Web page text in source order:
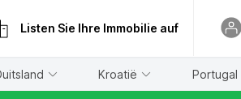
Listen Sie Ihre Immobilie auf
Kroatië Portugal